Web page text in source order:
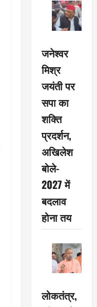
जनेश्वर
मिश्र
जयंती पर
सपा का
शक्ति
प्रदर्शन,
अखिलेश
बोले-
2027 में
बदलाव
होना तय
लोकतंत्र,